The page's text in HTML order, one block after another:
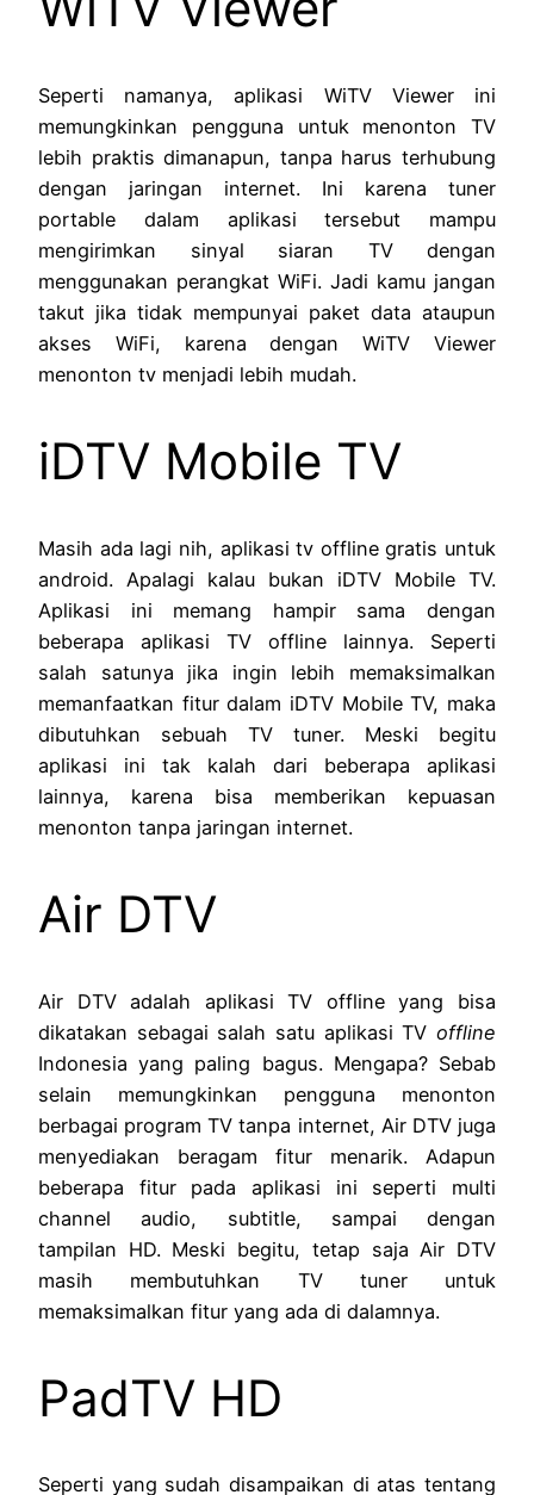
Seperti namanya, aplikasi WiTV Viewer ini
memungkinkan pengguna untuk menonton TV
lebih praktis dimanapun, tanpa harus terhubung
dengan jaringan internet. Ini karena tuner
portable dalam aplikasi tersebut mampu
mengirimkan sinyal siaran TV dengan
menggunakan perangkat WiFi. Jadi kamu jangan
takut jika tidak mempunyai paket data ataupun
akses WiFi, karena dengan WiTV Viewer
menonton tv menjadi lebih mudah.
iDTV Mobile TV
Masih ada lagi nih, aplikasi tv offline gratis untuk
android. Apalagi kalau bukan iDTV Mobile TV.
Aplikasi ini memang hampir sama dengan
beberapa aplikasi TV offline lainnya. Seperti
salah satunya jika ingin lebih memaksimalkan
memanfaatkan fitur dalam iDTV Mobile TV, maka
dibutuhkan sebuah TV tuner. Meski begitu
aplikasi ini tak kalah dari beberapa aplikasi
lainnya, karena bisa memberikan kepuasan
menonton tanpa jaringan internet.
Air DTV
Air DTV adalah aplikasi TV offline yang bisa
dikatakan sebagai salah satu aplikasi TV offline
Indonesia yang paling bagus. Mengapa? Sebab
selain memungkinkan pengguna menonton
berbagai program TV tanpa internet, Air DTV juga
menyediakan beragam fitur menarik. Adapun
beberapa fitur pada aplikasi ini seperti multi
channel audio, subtitle, sampai dengan
tampilan HD. Meski begitu, tetap saja Air DTV
masih membutuhkan TV tuner untuk
memaksimalkan fitur yang ada di dalamnya.
PadTV HD
Seperti yang sudah disampaikan di atas tentang